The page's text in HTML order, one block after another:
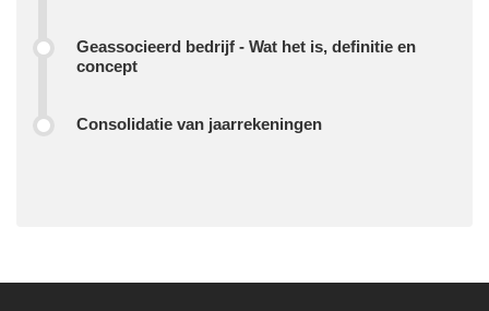
Geassocieerd bedrijf - Wat het is, definitie en
concept
Consolidatie van jaarrekeningen